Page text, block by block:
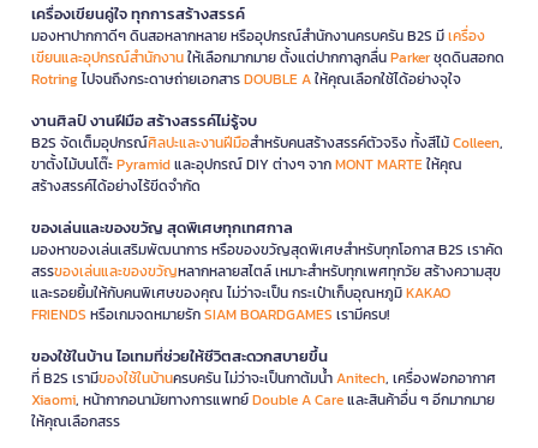
เครื่องเขียนคู่ใจ ทุกการสร้างสรรค์
มองหาปากกาดีๆ ดินสอหลากหลาย หรืออุปกรณ์สำนักงานครบครัน B2S มีเครื่อง
เขียนและอุปกรณ์สำนักงานให้เลือกมากมาย ตั้งแต่ปากกาลูกลื่นParkerชุดดินสอกด
Rotringไปจนถึงกระดาษถ่ายเอกสารDOUBLE Aให้คุณเลือกใช้ได้อย่างจุใจ
งานศิลป์ งานฝีมือ สร้างสรรค์ไม่รู้จบ
B2S จัดเต็มอุปกรณ์ศิลปะและงานฝีมือสำหรับคนสร้างสรรค์ตัวจริง ทั้งสีไม้Colleen,
ขาตั้งไม้บนโต๊ะPyramidและอุปกรณ์ DIY ต่างๆ จากMONT MARTEให้คุณ
สร้างสรรค์ได้อย่างไร้ขีดจำกัด
ของเล่นและของขวัญ สุดพิเศษทุกเทศกาล
มองหาของเล่นเสริมพัฒนาการ หรือของขวัญสุดพิเศษสำหรับทุกโอกาส B2S เราคัด
สรรของเล่นและของขวัญหลากหลายสไตล์ เหมาะสำหรับทุกเพศทุกวัย สร้างความสุข
และรอยยิ้มให้กับคนพิเศษของคุณ ไม่ว่าจะเป็น กระเป๋าเก็บอุณหภูมิKAKAO
FRIENDS หรือเกมจดหมายรักSIAM BOARDGAMES เรามีครบ!
ของใช้ในบ้าน ไอเทมที่ช่วยให้ชีวิตสะดวกสบายขึ้น
ที่ B2S เรามีของใช้ในบ้านครบครัน ไม่ว่าจะเป็นกาต้มน้ำAnitech, เครื่องฟอกอากาศ
Xiaomi, หน้ากากอนามัยทางการแพทย์Double A Careและสินค้าอื่น ๆ อีกมากมาย
ให้คุณเลือกสรร